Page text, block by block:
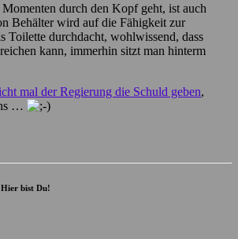
durch den Kopf geht, ist auch
Behälter wird auf die Fähigkeit zur
Toilette durchdacht, wohlwissend, dass
kann, immerhin sitzt man hinterm
mal der Regierung die Schuld geben,
…
bist Du!